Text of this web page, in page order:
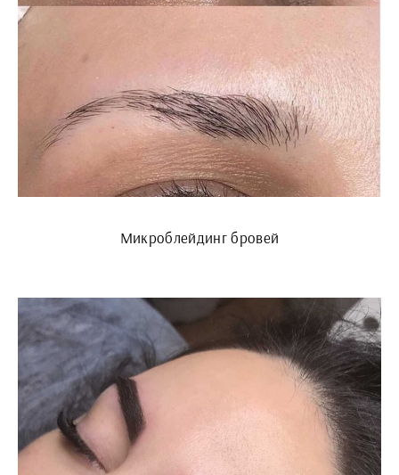
Микроблейдинг бровей